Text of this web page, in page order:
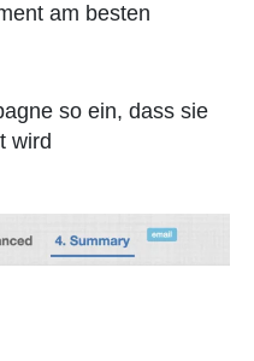
am besten
so ein, dass sie
wird